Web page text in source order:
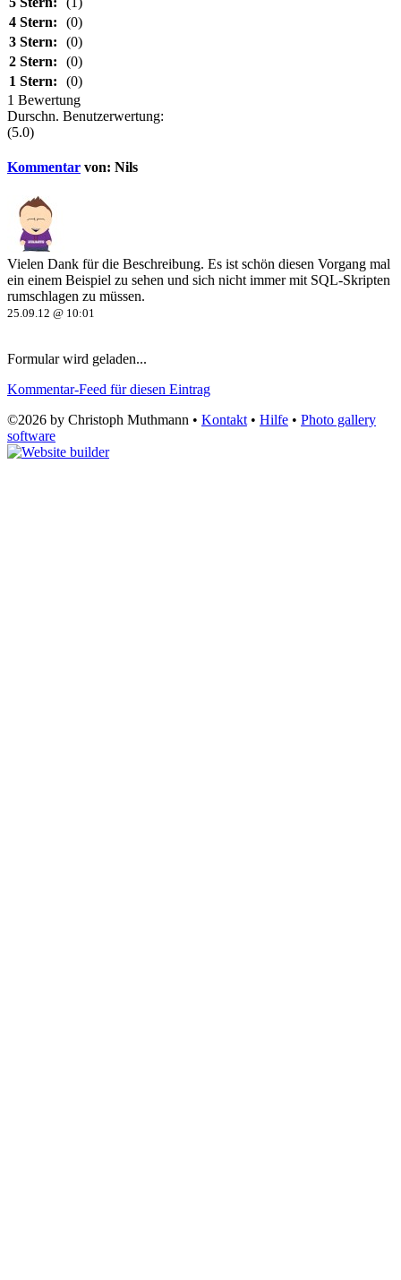
4 Stern:
(0)
3 Stern:
(0)
2 Stern:
(0)
1 Stern:
(0)
1 Bewertung
Durschn. Benutzerwertung:
(5.0)
Kommentar von: Nils
Vielen Dank für die Beschreibung. Es ist schön diesen Vorgang mal
ein einem Beispiel zu sehen und sich nicht immer mit SQL-Skripten
rumschlagen zu müssen.
25.09.12 @ 10:01
Formular wird geladen...
Kommentar-Feed für diesen Eintrag
©2026 by Christoph Muthmann • Kontakt • Hilfe • Photo gallery
software